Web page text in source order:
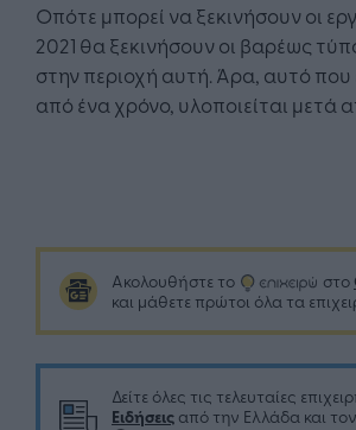
Οπότε μπορεί να ξεκινήσουν οι
2021 θα ξεκινήσουν οι βαρέως
στην περιοχή αυτή. Άρα, αυτό που
από ένα χρόνο, υλοποιείται μετά
Ακολουθήστε το στο
και μάθετε πρώτοι όλα τα
Δείτε όλες τις τελευταίες
Ειδήσεις από την Ελλάδα και